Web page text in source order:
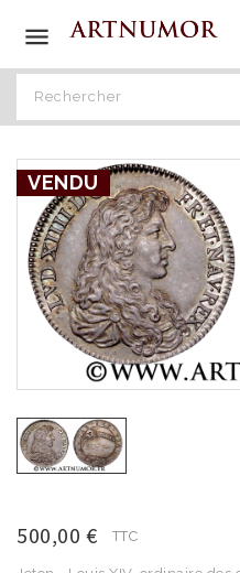

VENDU
500,00 € TTC